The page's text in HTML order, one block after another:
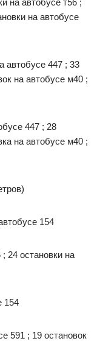
на автобусе т56 ;
на автобусе
автобусе 447 ; 33
на автобусе м40 ;
447 ; 28
на автобусе м40 ;
154
24 остановки на
154
591 ; 19 остановок